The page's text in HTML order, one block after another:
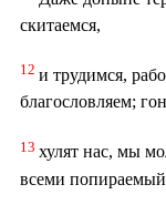
скитаемся,
12 и трудимся,
благословляем;
13 хулят нас, мы
всеми